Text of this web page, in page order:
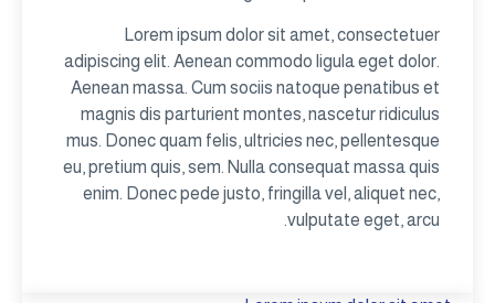
Lorem ipsum dolor sit amet, consectetuer
adipiscing elit. Aenean commodo ligula eget dolor.
Aenean massa. Cum sociis natoque penatibus et
magnis dis parturient montes, nascetur ridiculus
mus. Donec quam felis, ultricies nec, pellentesque
eu, pretium quis, sem. Nulla consequat massa quis
enim. Donec pede justo, fringilla vel, aliquet nec,
vulputate eget, arcu.